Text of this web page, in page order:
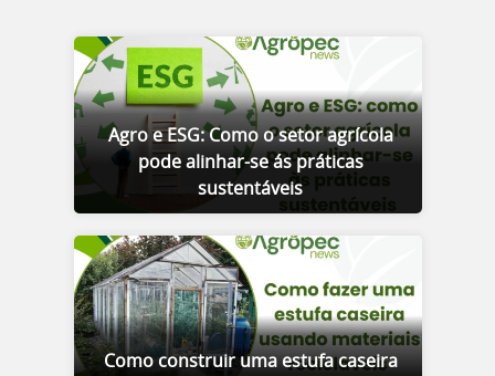
Agro e ESG: Como o setor agrícola
pode alinhar-se ás práticas
sustentáveis
Como construir uma estufa caseira